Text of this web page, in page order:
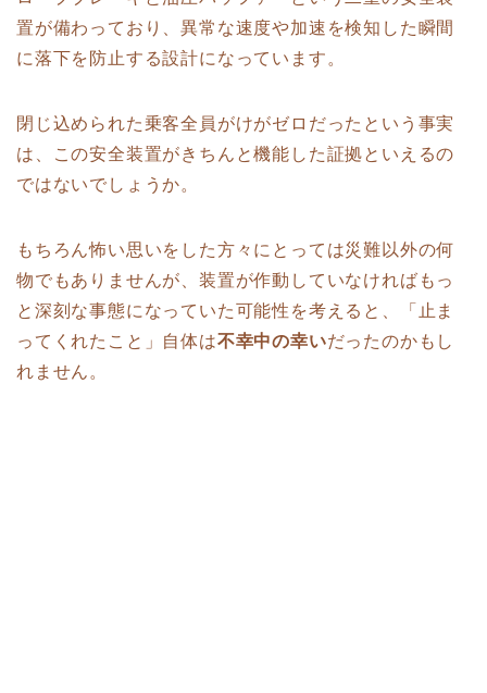
置が備わっており、異常な速度や加速を検知した瞬間
に落下を防止する設計になっています。
閉じ込められた乗客全員がけがゼロだったという事実
は、この安全装置がきちんと機能した証拠といえるの
ではないでしょうか。
もちろん怖い思いをした方々にとっては災難以外の何
物でもありませんが、装置が作動していなければもっ
と深刻な事態になっていた可能性を考えると、「止ま
ってくれたこと」自体は不幸中の幸いだったのかもし
れません。